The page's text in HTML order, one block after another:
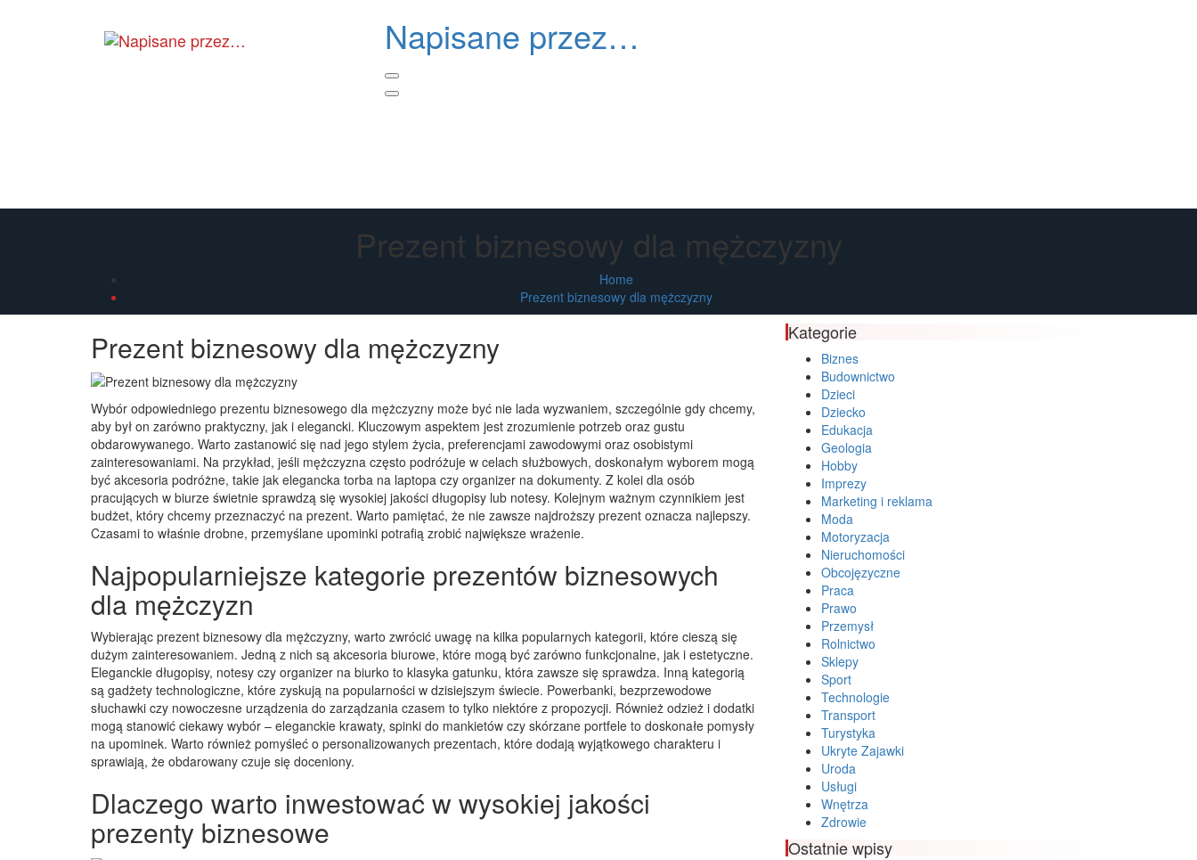
Napisane przez…
Primary
Prezent biznesowy dla mężczyzny
Home
Prezent biznesowy dla mężczyzny
Prezent biznesowy dla mężczyzny
Wybór odpowiedniego prezentu biznesowego dla mężczyzny może być nie lada wyzwaniem, szczególnie gdy chcemy,
aby był on zarówno praktyczny, jak i elegancki. Kluczowym aspektem jest zrozumienie potrzeb oraz gustu
obdarowywanego. Warto zastanowić się nad jego stylem życia, preferencjami zawodowymi oraz osobistymi
zainteresowaniami. Na przykład, jeśli mężczyzna często podróżuje w celach służbowych, doskonałym wyborem mogą
być akcesoria podróżne, takie jak elegancka torba na laptopa czy organizer na dokumenty. Z kolei dla osób
pracujących w biurze świetnie sprawdzą się wysokiej jakości długopisy lub notesy. Kolejnym ważnym czynnikiem jest
budżet, który chcemy przeznaczyć na prezent. Warto pamiętać, że nie zawsze najdroższy prezent oznacza najlepszy.
Czasami to właśnie drobne, przemyślane upominki potrafią zrobić największe wrażenie.
Najpopularniejsze kategorie prezentów biznesowych
dla mężczyzn
Wybierając prezent biznesowy dla mężczyzny, warto zwrócić uwagę na kilka popularnych kategorii, które cieszą się
dużym zainteresowaniem. Jedną z nich są akcesoria biurowe, które mogą być zarówno funkcjonalne, jak i estetyczne.
Eleganckie długopisy, notesy czy organizer na biurko to klasyka gatunku, która zawsze się sprawdza. Inną kategorią
są gadżety technologiczne, które zyskują na popularności w dzisiejszym świecie. Powerbanki, bezprzewodowe
słuchawki czy nowoczesne urządzenia do zarządzania czasem to tylko niektóre z propozycji. Również odzież i dodatki
mogą stanowić ciekawy wybór – eleganckie krawaty, spinki do mankietów czy skórzane portfele to doskonałe pomysły
na upominek. Warto również pomyśleć o personalizowanych prezentach, które dodają wyjątkowego charakteru i
sprawiają, że obdarowany czuje się doceniony.
Dlaczego warto inwestować w wysokiej jakości
prezenty biznesowe
Kategorie
Biznes
Budownictwo
Dzieci
Dziecko
Edukacja
Geologia
Hobby
Imprezy
Marketing i reklama
Moda
Motoryzacja
Nieruchomości
Obcojęzyczne
Praca
Prawo
Przemysł
Rolnictwo
Sklepy
Sport
Technologie
Transport
Turystyka
Ukryte Zajawki
Uroda
Usługi
Wnętrza
Zdrowie
Ostatnie wpisy